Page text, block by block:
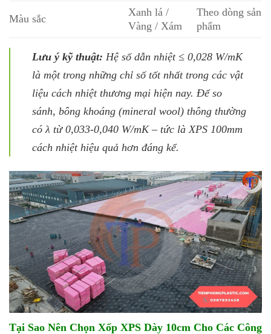
Màu sắc
Xanh lá /
Vàng / Xám
Theo dòng sản
phẩm
Lưu ý kỹ thuật: Hệ số dẫn nhiệt ≤ 0,028 W/mK
là một trong những chỉ số tốt nhất trong các vật
liệu cách nhiệt thương mại hiện nay. Để so
sánh, bông khoáng (mineral wool) thông thường
có λ từ 0,033-0,040 W/mK – tức là XPS 100mm
cách nhiệt hiệu quả hơn đáng kể.
Tại Sao Nên Chọn Xốp XPS Dày 10cm Cho Các Công